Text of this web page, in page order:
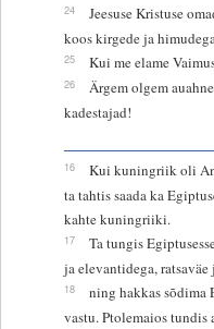
24
Jeesuse Kristuse
koos kirgede ja
25 Kui me elame
26
Ärgem olgem
kadestajad!
16
Kui kuningriik oli
ta tahtis saada ka
kahte kuningriiki.
17
Ta tungis
ja elevantidega,
18
ning hakkas sõdima
vastu. Ptolemaios tundis